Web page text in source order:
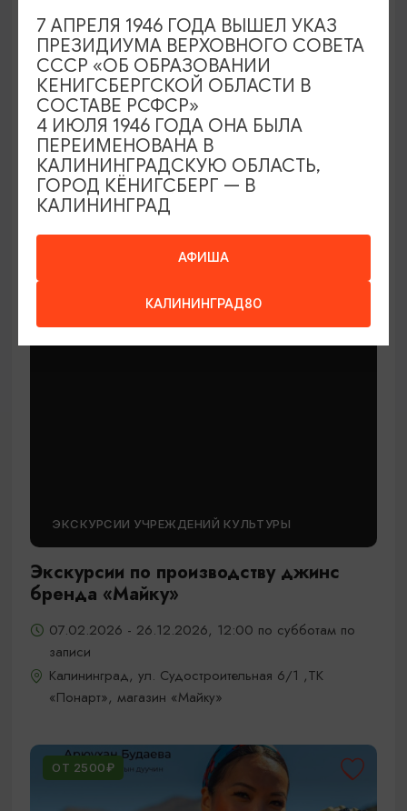
МАСТЕР-КЛАССЫ
Мастер-классы по керамике Елены
Бодяковой
Калининград, ул. Баранова, 45
ЭКСКУРСИИ УЧРЕЖДЕНИЙ КУЛЬТУРЫ
Экскурсии по производству джинс
бренда «Майку»
07.02.2026 - 26.12.2026, 12:00 по субботам по
записи
Калининград, ул. Судостроительная 6/1 ,ТК
«Понарт», магазин «Майку»
ОТ 2500₽
АФИША
КАЛИНИНГРАД80
7 АПРЕЛЯ 1946 ГОДА ВЫШЕЛ УКАЗ
ПРЕЗИДИУМА ВЕРХОВНОГО СОВЕТА
СССР «ОБ ОБРАЗОВАНИИ
КЕНИГСБЕРГСКОЙ ОБЛАСТИ В
СОСТАВЕ РСФСР»
4 ИЮЛЯ 1946 ГОДА ОНА БЫЛА
ПЕРЕИМЕНОВАНА В
КАЛИНИНГРАДСКУЮ ОБЛАСТЬ,
ГОРОД КЁНИГСБЕРГ — В
КАЛИНИНГРАД